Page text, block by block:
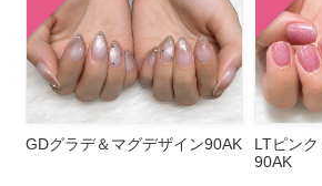
GDグラデ＆マグデザイン90AK
LTピン
90AK